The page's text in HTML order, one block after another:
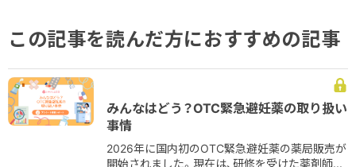
この記事を読んだ方におすすめの記事
みんなはどう？OTC緊急避妊薬の取り扱い
事情
2026年に国内初のOTC緊急避妊薬の薬局販売が
開始されました。現在は、研修を受けた薬剤師...